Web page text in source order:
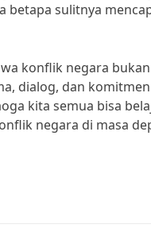
betapa sulitnya
konflik negara
dialog, dan
kita semua bisa
negara di masa